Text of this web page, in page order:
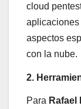
cloud
aspectos
con la nube.
2.
Para Rafael